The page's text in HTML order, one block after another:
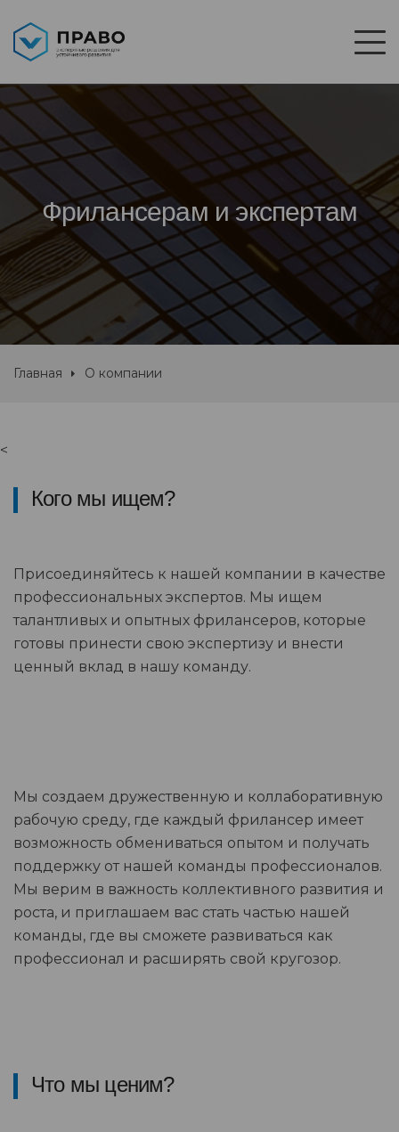
Фрилансерам и экспертам
Главная О компании
<
Кого мы ищем?
Присоединяйтесь к нашей компании в качестве
профессиональных экспертов. Мы ищем
талантливых и опытных фрилансеров, которые
готовы принести свою экспертизу и внести
ценный вклад в нашу команду.
Мы создаем дружественную и коллаборативную
рабочую среду, где каждый фрилансер имеет
возможность обмениваться опытом и получать
поддержку от нашей команды профессионалов.
Мы верим в важность коллективного развития и
роста, и приглашаем вас стать частью нашей
команды, где вы сможете развиваться как
профессионал и расширять свой кругозор.
Что мы ценим?